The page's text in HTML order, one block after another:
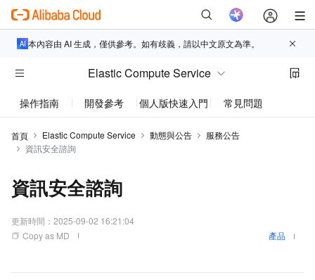
本內容由 AI 生成，僅供參考。如有歧義，請以中文原文為準。
Elastic Compute Service
操作指南 開發參考 個人版快速入門 常見問題
首頁 Elastic Compute Service 動態與公告
服務公告
資訊安全諮詢
資訊安全諮詢
更新時間： 2025-09-02 16:21:04
Copy as MD
產品